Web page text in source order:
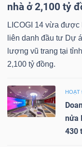
nhà ở 2,100 tỷ
LICOGI 14 vừa được
liên danh đầu tư Dự
lượng vũ trang tại
2,100 tỷ đồng.
HOẠT
nửa
430